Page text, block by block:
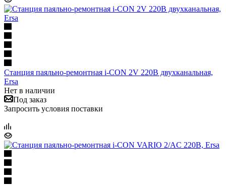
Станция паяльно-ремонтная i-CON 2V 220В двухканальная,
Ersa
Нет в наличии
Под заказ
Запросить условия поставки